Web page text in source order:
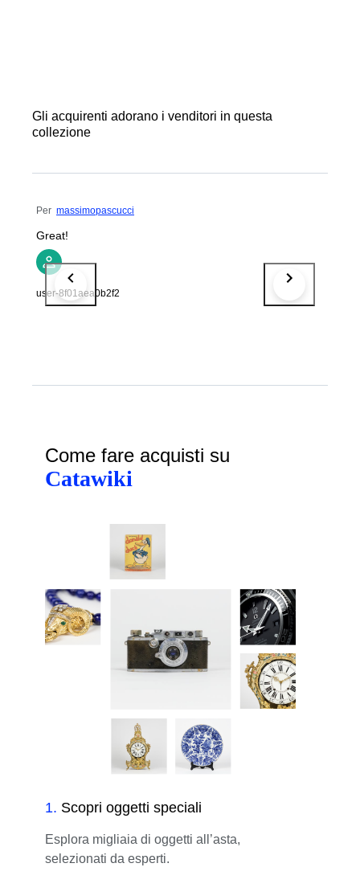
Gli acquirenti adorano i venditori in questa
collezione
Per massimopascucci
Great!
user-8f01aea0b2f2
Come fare acquisti su
Catawiki
1. Scopri oggetti speciali
Esplora migliaia di oggetti all’asta,
selezionati da esperti.